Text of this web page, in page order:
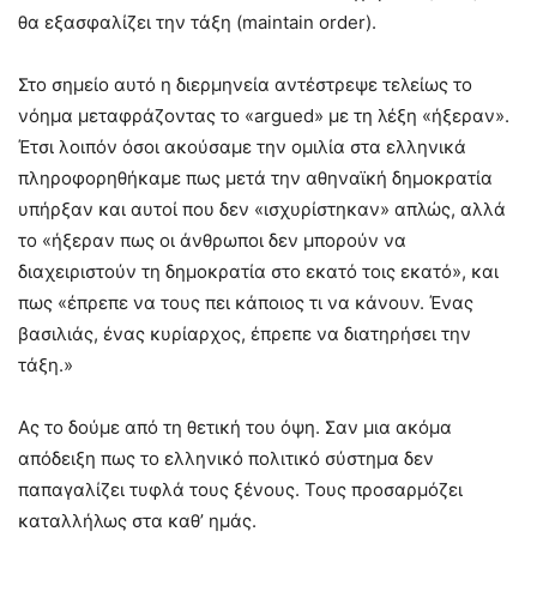
θα εξασφαλίζει την τάξη (maintain order).
Στο σημείο αυτό η διερμηνεία αντέστρεψε τελείως το
νόημα μεταφράζοντας το «argued» με τη λέξη «ήξεραν».
Έτσι λοιπόν όσοι ακούσαμε την ομιλία στα ελληνικά
πληροφορηθήκαμε πως μετά την αθηναϊκή δημοκρατία
υπήρξαν και αυτοί που δεν «ισχυρίστηκαν» απλώς, αλλά
το «ήξεραν πως οι άνθρωποι δεν μπορούν να
διαχειριστούν τη δημοκρατία στο εκατό τοις εκατό», και
πως «έπρεπε να τους πει κάποιος τι να κάνουν. Ένας
βασιλιάς, ένας κυρίαρχος, έπρεπε να διατηρήσει την
τάξη.»
Ας το δούμε από τη θετική του όψη. Σαν μια ακόμα
απόδειξη πως το ελληνικό πολιτικό σύστημα δεν
παπαγαλίζει τυφλά τους ξένους. Τους προσαρμόζει
καταλλήλως στα καθ’ ημάς.